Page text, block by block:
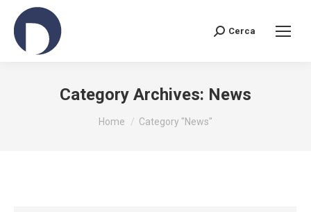
Search:
Cerca
Category Archives: News
You are here:
Home Category "News"